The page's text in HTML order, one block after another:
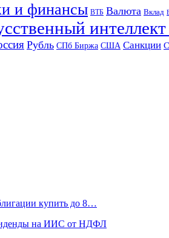
и финансы ВТБ Валюта Вклад
Рубль СПб Биржа США Санкции
купить до 8…
на ИИС от НДФЛ